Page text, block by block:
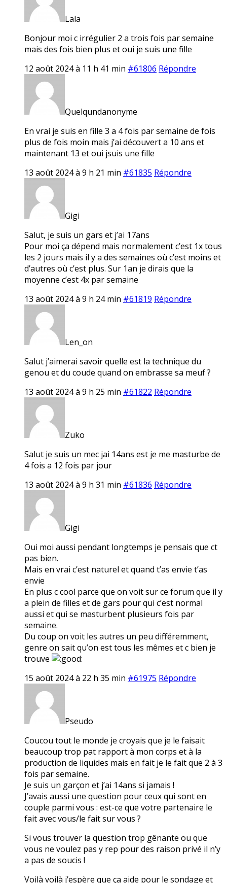
Lala
Bonjour moi c irrégulier 2 a trois fois par semaine
mais des fois bien plus et oui je suis une fille
12 août 2024 à 11 h 41 min #61806 Répondre
Quelqundanonyme
En vrai je suis en fille 3 a 4 fois par semaine de fois
plus de fois moin mais j’ai découvert a 10 ans et
maintenant 13 et oui jsuis une fille
13 août 2024 à 9 h 21 min #61835 Répondre
Gigi
Salut, je suis un gars et j’ai 17ans
Pour moi ça dépend mais normalement c’est 1x tous
les 2 jours mais il y a des semaines où c’est moins et
d’autres où c’est plus. Sur 1an je dirais que la
moyenne c’est 4x par semaine
13 août 2024 à 9 h 24 min #61819 Répondre
Len_on
Salut j’aimerai savoir quelle est la technique du
genou et du coude quand on embrasse sa meuf ?
13 août 2024 à 9 h 25 min #61822 Répondre
Zuko
Salut je suis un mec jai 14ans est je me masturbe de
4 fois a 12 fois par jour
13 août 2024 à 9 h 31 min #61836 Répondre
Gigi
Oui moi aussi pendant longtemps je pensais que ct
pas bien.
Mais en vrai c’est naturel et quand t’as envie t’as
envie
En plus c cool parce que on voit sur ce forum que il y
a plein de filles et de gars pour qui c’est normal
aussi et qui se masturbent plusieurs fois par
semaine.
Du coup on voit les autres un peu différemment,
genre on sait qu’on est tous les mêmes et c bien je
trouve
15 août 2024 à 22 h 35 min #61975 Répondre
Pseudo
Coucou tout le monde je croyais que je le faisait
beaucoup trop pat rapport à mon corps et à la
production de liquides mais en fait je le fait que 2 à 3
fois par semaine.
Je suis un garçon et j’ai 14ans si jamais !
J’avais aussi une question pour ceux qui sont en
couple parmi vous : est-ce que votre partenaire le
fait avec vous/le fait sur vous ?
Si vous trouver la question trop gênante ou que
vous ne voulez pas y rep pour des raison privé il n’y
a pas de soucis !
Voilà voilà j’espère que ça aide pour le sondage et